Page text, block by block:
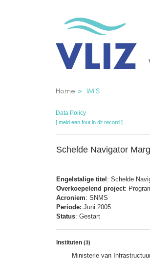
Kruimelpad
Home IMIS
Data Policy
[ meld een fout in dit record ]
Schelde Navigator
Engelstalige titel : Schelde
Overkoepelend project:
Acroniem: SNMS
Periode: Juni 2005
Status: Gestart
Instituten (3)
Ministerie van